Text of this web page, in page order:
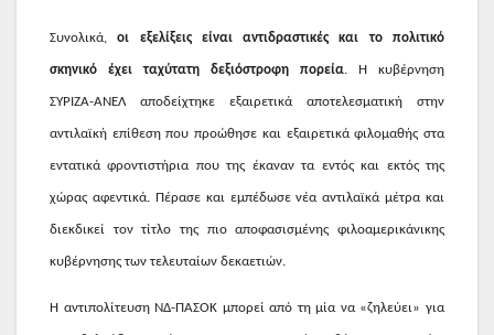
Συνολικά,οι εξελίξεις είναι αντιδραστικές και το πολιτικό
σκηνικό έχει ταχύτατη δεξιόστροφη πορεία. Η κυβέρνηση
ΣΥΡΙΖΑ-ΑΝΕΛ αποδείχτηκε εξαιρετικά αποτελεσματική στην
αντιλαϊκή επίθεση που προώθησε και εξαιρετικά φιλομαθής στα
εντατικά φροντιστήρια που της έκαναν τα εντός και εκτός της
χώρας αφεντικά. Πέρασε και εμπέδωσε νέα αντιλαϊκά μέτρα και
διεκδικεί τον τίτλο της πιο αποφασισμένης φιλοαμερικάνικης
κυβέρνησης των τελευταίων δεκαετιών.
Η αντιπολίτευση ΝΔ-ΠΑΣΟΚ μπορεί από τη μία να «ζηλεύει» για